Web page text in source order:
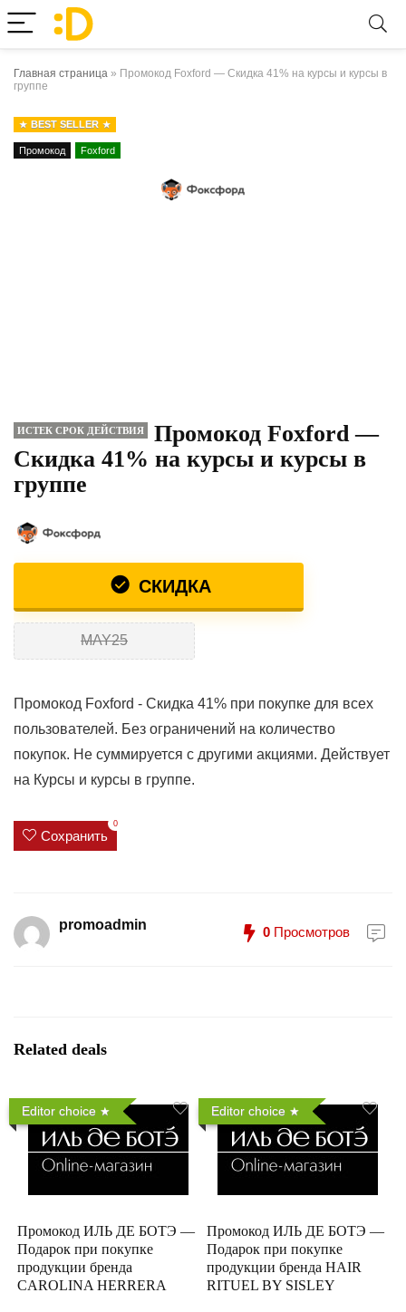
Главная страница » Промокод Foxford — Скидка 41% на курсы и курсы в
группе
BEST SELLER
Промокод Foxford
ИСТЕК СРОК ДЕЙСТВИЯ
Промокод Foxford —
Скидка 41% на курсы и курсы в
группе
СКИДКА
MAY25
Промокод Foxford - Скидка 41% при покупке для всех
пользователей. Без ограничений на количество
покупок. Не суммируется с другими акциями. Действует
на Курсы и курсы в группе.
Сохранить
0
promoadmin 0 Просмотров
Related deals
Editor choice
Промокод ИЛЬ ДЕ БОТЭ —
Подарок при покупке
продукции бренда
CAROLINA HERRERA
Editor choice
Промокод ИЛЬ ДЕ БОТЭ —
Подарок при покупке
продукции бренда HAIR
RITUEL BY SISLEY